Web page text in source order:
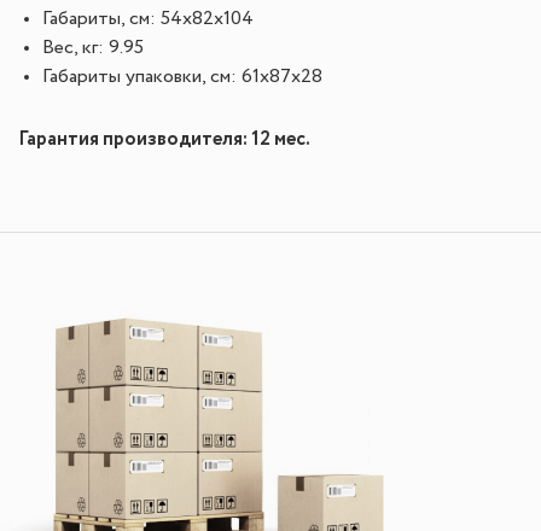
Габариты, см: 54x82x104
Вес, кг: 9.95
Габариты упаковки, см: 61x87x28
Гарантия производителя: 12 мес.